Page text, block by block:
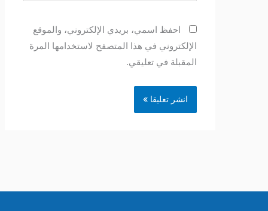
احفظ اسمي، بريدي الإلكتروني، والموقع
الإلكتروني في هذا المتصفح لاستخدامها المرة
المقبلة في تعليقي.